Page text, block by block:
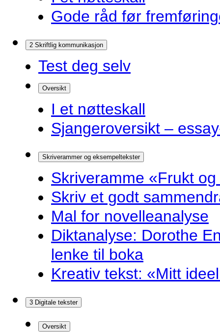
Gode råd før
2 Skriftlig kommunikasjon
Test deg selv
Oversikt
I et nøtteskall
Sjangeroversikt –
Skriverammer og eksempeltekster
Skriveramme «Frukt
Skriv et godt
Mal for novelleanalyse
Diktanalyse: Dorothe
lenke til boka
Kreativ tekst: «Mitt
3 Digitale tekster
Oversikt